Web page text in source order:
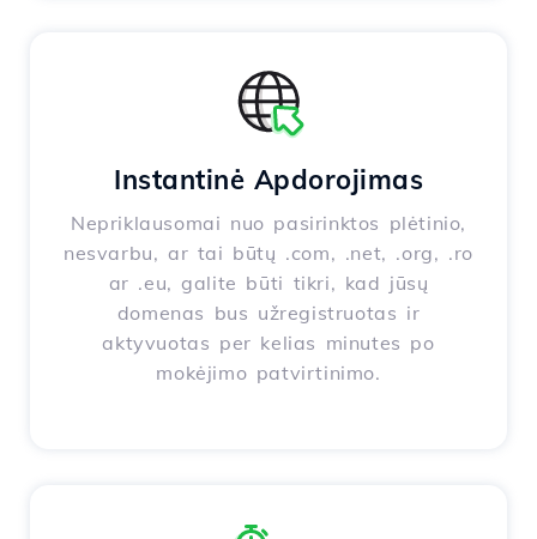
Instantinė Apdorojimas
Nepriklausomai nuo pasirinktos plėtinio,
nesvarbu, ar tai būtų .com, .net, .org, .ro
ar .eu, galite būti tikri, kad jūsų
domenas bus užregistruotas ir
aktyvuotas per kelias minutes po
mokėjimo patvirtinimo.